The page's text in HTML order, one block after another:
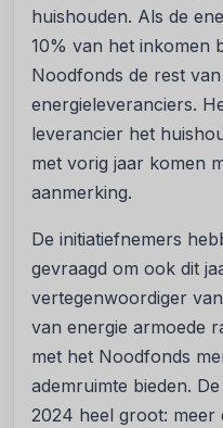
huishouden. Als de
10% van het inkomen
Noodfonds de rest
energieleveranciers.
leverancier het
met vorig jaar komen
aanmerking.
De initiatiefnemers
gevraagd om ook dit
vertegenwoordiger
van energie armoede
met het Noodfonds
ademruimte bieden.
2024 heel groot: meer